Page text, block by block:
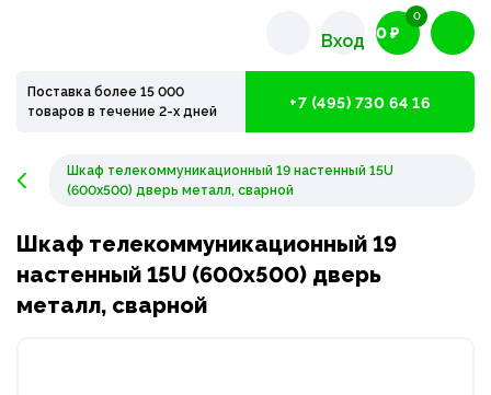
Вход 0 ₽
0
Поставка более 15 000
товаров в течение 2-х дней
+7 (495) 730 64 16
Шкаф телекоммуникационный 19 настенный 15U
(600x500) дверь металл, сварной
Шкаф телекоммуникационный 19
настенный 15U (600x500) дверь
металл, сварной